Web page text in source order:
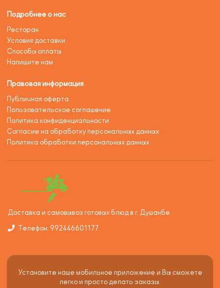
Подробнее о нас
Ресторан
Условия доставки
Способы оплаты
Напишите нам
Правовая информация
Публичная оферта
Пользовательское соглашение
Политика конфиденциальности
Согласие на обработку персональных данных
Политика обработки персональных данных
Доставка и самовывоз готовых блюд в г. Душанбе
Телефон: 992446601177
Установите наше мобильное приложение и Вы сможете
легко и просто делать заказы.